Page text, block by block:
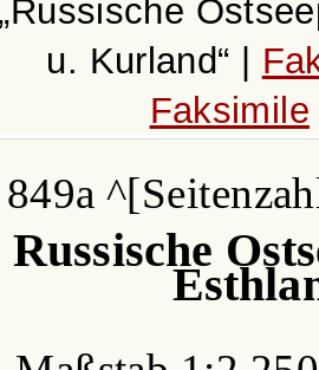
Russische
u. Kurland
Faksimile
849a
Russische